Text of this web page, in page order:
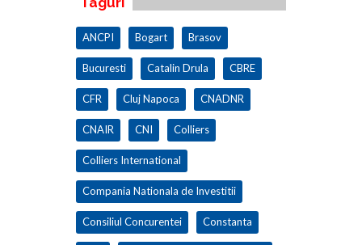
ANCPI Bogart Brasov
Bucuresti Catalin Drula CBRE
CFR Cluj Napoca CNADNR
CNAIR CNI Colliers
Colliers International
Compania Nationala de Investitii
Consiliul Concurentei Constanta